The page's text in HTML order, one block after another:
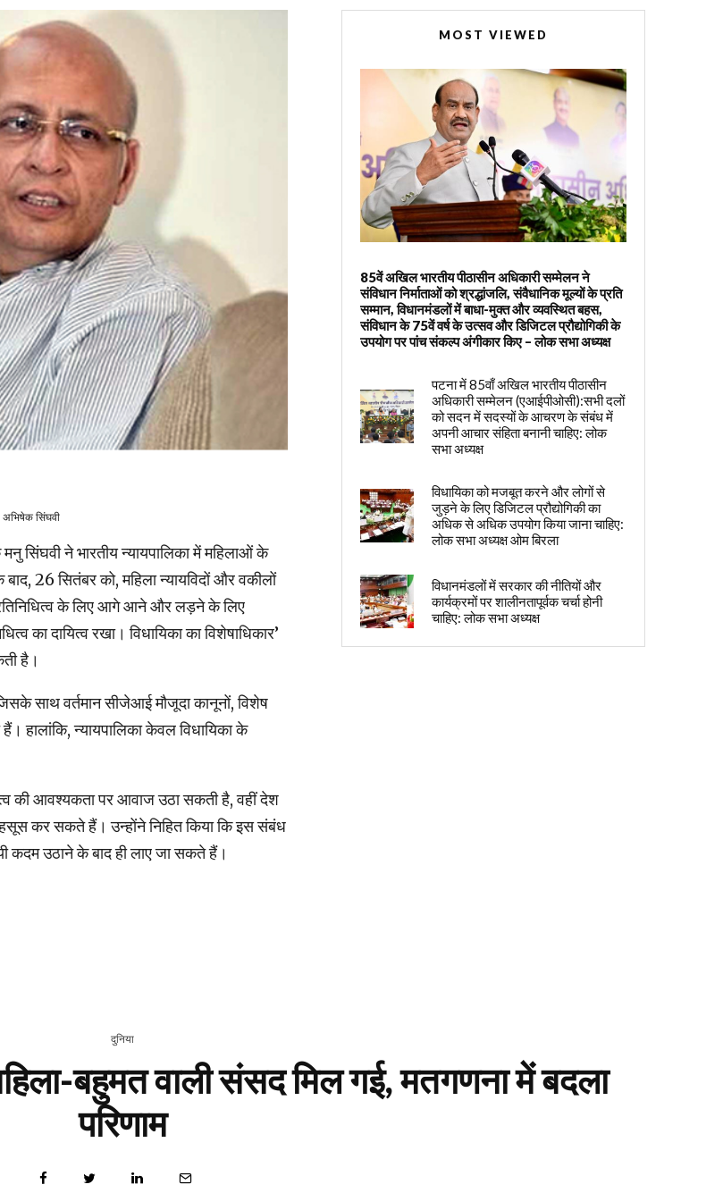
अभिषेक सिंघवी
सिंघवी ने भारतीय न्यायपालिका में महिलाओं के
26 सितंबर को, महिला न्यायविदों और वकीलों
के लिए आगे आने और लड़ने के लिए
का दायित्व रखा। विधायिका का विशेषाधिकार’
है।
साथ वर्तमान सीजेआई मौजूदा कानूनों, विशेष
हालांकि, न्यायपालिका केवल विधायिका के
की आवश्यकता पर आवाज उठा सकती है, वहीं देश
कर सकते हैं। उन्होंने निहित किया कि इस संबंध
कदम उठाने के बाद ही लाए जा सकते हैं।
MOST VIEWED
85वें अखिल भारतीय पीठासीन अधिकारी सम्मेलन ने
संविधान निर्माताओं को श्रद्धांजलि, संवैधानिक मूल्यों के प्रति
सम्मान, विधानमंडलों में बाधा-मुक्त और व्यवस्थित बहस,
संविधान के 75वें वर्ष के उत्सव और डिजिटल प्रौद्योगिकी के
उपयोग पर पांच संकल्प अंगीकार किए – लोक सभा अध्यक्ष
पटना में 85वाँ अखिल भारतीय पीठासीन
अधिकारी सम्मेलन (एआईपीओसी):सभी दलों
को सदन में सदस्यों के आचरण के संबंध में
अपनी आचार संहिता बनानी चाहिए: लोक
सभा अध्यक्ष
विधायिका को मजबूत करने और लोगों से
जुड़ने के लिए डिजिटल प्रौद्योगिकी का
अधिक से अधिक उपयोग किया जाना चाहिए:
लोक सभा अध्यक्ष ओम बिरला
विधानमंडलों में सरकार की नीतियों और
कार्यक्रमों पर शालीनतापूर्वक चर्चा होनी
चाहिए: लोक सभा अध्यक्ष
दुनिया
बहुमत वाली संसद मिल गई, मतगणना में बदला
परिणाम